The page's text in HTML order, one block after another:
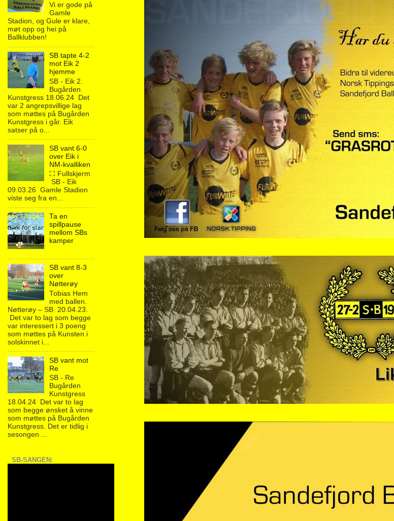
Vi er gode på
Gamle
Stadion, og Gule er klare,
møt opp og hei på
Ballklubben!
SB tapte 4-2
mot Eik 2
hjemme
SB - Eik 2.
Bugården
Kunstgress 18.06.24 Det
var 2 angrepsvillige lag
som møttes på Bugården
Kunstgress i går. Eik
satser på o...
SB vant 6-0
over Eik i
NM-kvalliken
⛶ Fullskjerm
SB - Eik
09.03.26 Gamle Stadion
viste seg fra en...
Ta en
spillpause
mellom SBs
kamper
SB vant 8-3
over
Nøtterøy
Tobias Hem
med ballen.
Nøtterøy – SB 20.04.23.
Det var to lag som begge
var interessert i 3 poeng
som møttes på Kunsten i
solskinnet i...
SB vant mot
Re
SB - Re
Bugården
Kunstgress
18.04.24 Det var to lag
som begge ønsket å vinne
som møttes på Bugården
Kunstgress. Det er tidlig i
sesongen ...
SB-SANGEN: